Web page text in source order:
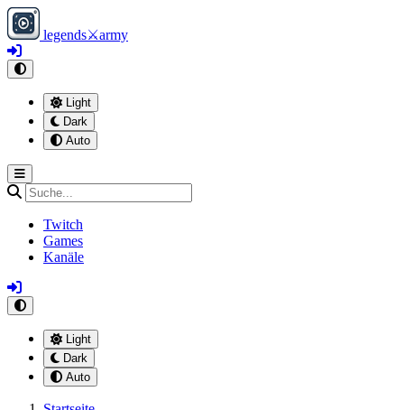
legends⚔army
Light
Dark
Auto
Twitch
Games
Kanäle
Light
Dark
Auto